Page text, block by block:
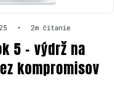
• 2m čítanie
5 – výdrž na
kompromisov